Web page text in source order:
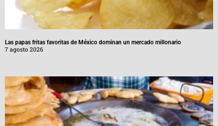
Las papas fritas favoritas de México dominan un mercado millonario
7 agosto 2026